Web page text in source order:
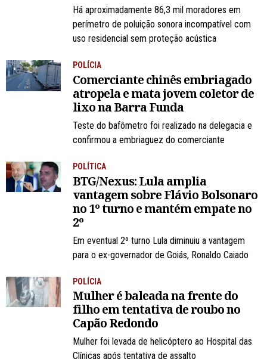
Há aproximadamente 86,3 mil moradores em
perímetro de poluição sonora incompatível com
uso residencial sem proteção acústica
POLÍCIA
Comerciante chinês embriagado
atropela e mata jovem coletor de
lixo na Barra Funda
Teste do bafômetro foi realizado na delegacia e
confirmou a embriaguez do comerciante
POLÍTICA
BTG/Nexus: Lula amplia
vantagem sobre Flávio Bolsonaro
no 1º turno e mantém empate no
2º
Em eventual 2º turno Lula diminuiu a vantagem
para o ex-governador de Goiás, Ronaldo Caiado
POLÍCIA
Mulher é baleada na frente do
filho em tentativa de roubo no
Capão Redondo
Mulher foi levada de helicóptero ao Hospital das
Clínicas após tentativa de assalto